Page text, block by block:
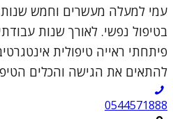
עמי למעלה מעשרים וחמש שנות
בטיפול נפשי. לאורך שנות
פיתחתי ראייה טיפולית
להתאים את הגישה והכלים
0544571888